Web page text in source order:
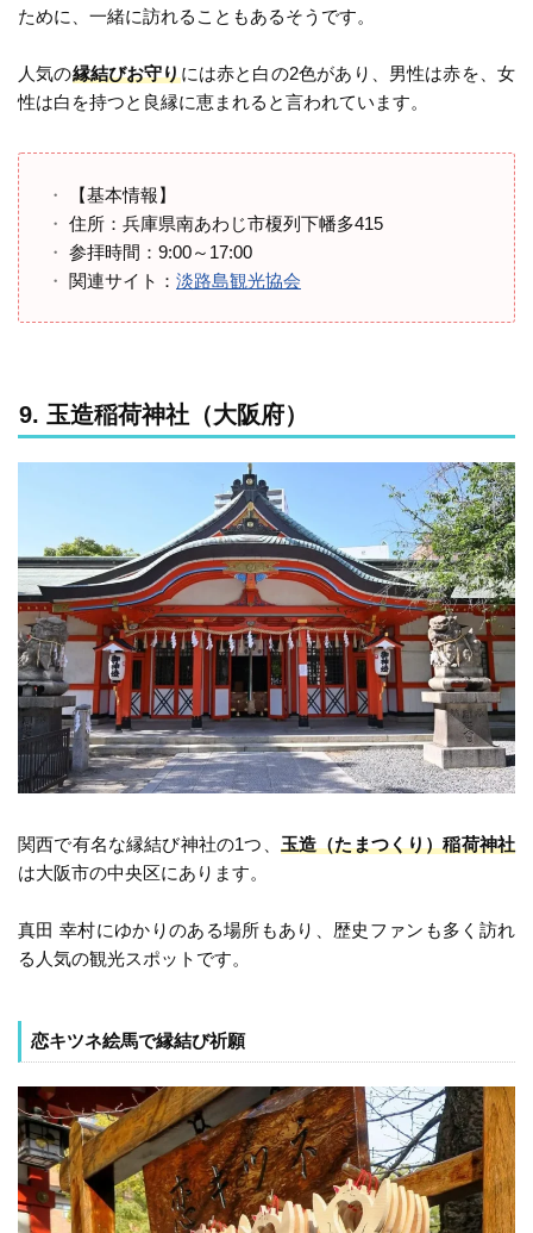
ために、一緒に訪れることもあるそうです。
人気の縁結びお守りには赤と白の2色があり、男性は赤を、女
性は白を持つと良縁に恵まれると言われています。
【基本情報】
住所：兵庫県南あわじ市榎列下幡多415
参拝時間：9:00～17:00
関連サイト： 淡路島観光協会
9. 玉造稲荷神社（大阪府）
関西で有名な縁結び神社の1つ、 玉造（たまつくり）稲荷神社
は大阪市の中央区にあります。
真田 幸村にゆかりのある場所もあり、歴史ファンも多く訪れ
る人気の観光スポットです。
恋キツネ絵馬で縁結び祈願